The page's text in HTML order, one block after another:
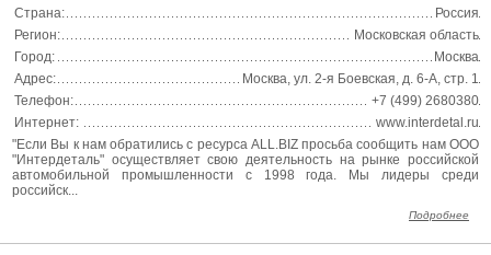
Страна:
Россия
Регион:
Московская область
Город:
Москва
Адрес:
Москва, ул. 2-я Боевская, д. 6-А, стр. 1
Телефон:
+7 (499) 2680380
Интернет:
www.interdetal.ru
"Если Вы к нам обратились с ресурса ALL.BIZ просьба сообщить нам ООО
"Интердеталь" осуществляет свою деятельность на рынке российской
автомобильной промышленности с 1998 года. Мы лидеры среди
российск...
Подробнее